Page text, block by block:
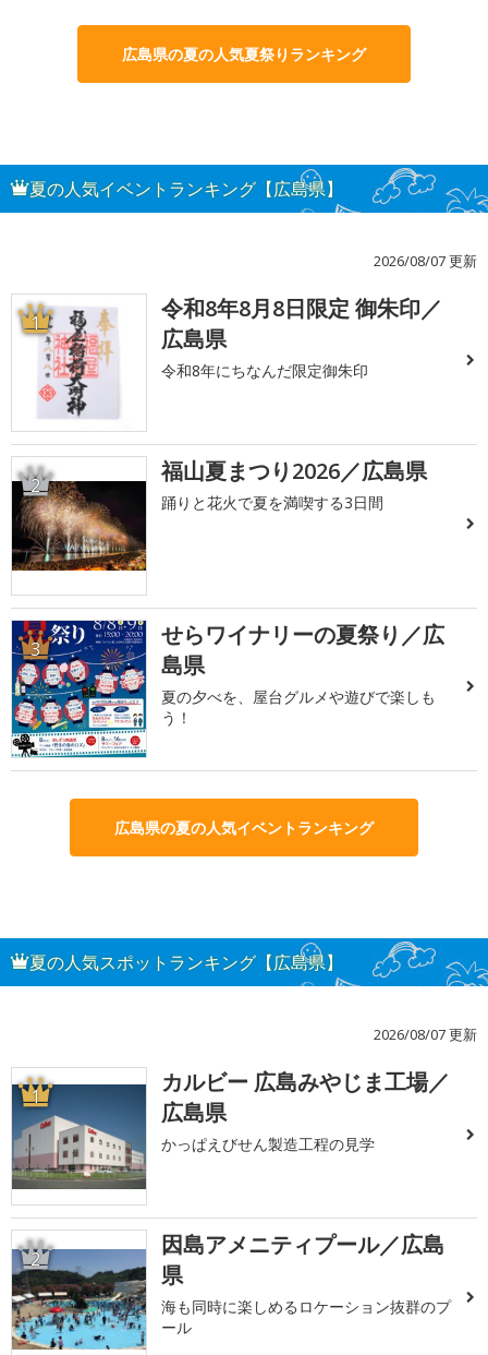
広島県の夏の人気夏祭りランキング
夏の人気イベントランキング【広島県】
2026/08/07 更新
1
令和8年8月8日限定 御朱印／
広島県
令和8年にちなんだ限定御朱印
2 福山夏まつり2026／広島県
踊りと花火で夏を満喫する3日間
3
せらワイナリーの夏祭り／広
島県
夏の夕べを、屋台グルメや遊びで楽しも
う！
広島県の夏の人気イベントランキング
夏の人気スポットランキング【広島県】
2026/08/07 更新
1
カルビー 広島みやじま工場／
広島県
かっぱえびせん製造工程の見学
2
因島アメニティプール／広島
県
海も同時に楽しめるロケーション抜群のプ
ール